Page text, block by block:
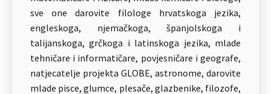
sve one darovite filologe hrvatskoga jezika,
engleskoga, njemačkoga, španjolskoga i
talijanskoga, grčkoga i latinskoga jezika, mlade
tehničare i informatičare, povjesničare i geografe,
natjecatelje projekta GLOBE, astronome, darovite
mlade pisce, glumce, plesače, glazbenike, filozofe,